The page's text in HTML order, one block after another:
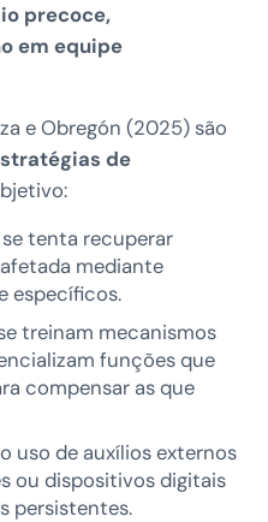
precoce,
em equipe
e Obregón (2025) são
de
tenta recuperar
mediante
específicos.
treinam mecanismos
funções que
compensar as que
uso de auxílios externos
ou dispositivos digitais
persistentes.